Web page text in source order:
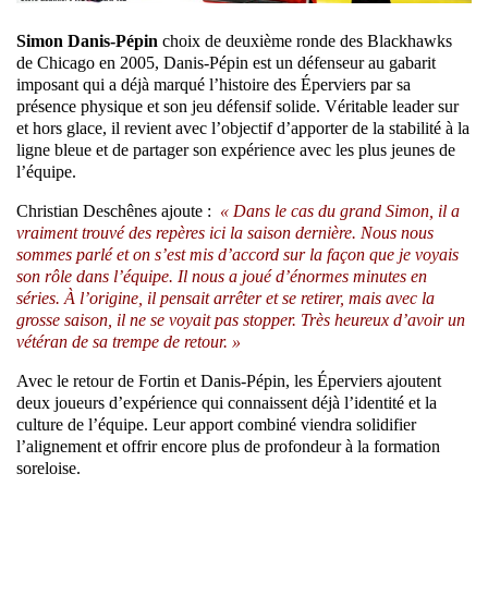
Simon Danis-Pépin choix de deuxième ronde des Blackhawks
de Chicago en 2005, Danis-Pépin est un défenseur au gabarit
imposant qui a déjà marqué l’histoire des Éperviers par sa
présence physique et son jeu défensif solide. Véritable leader sur
et hors glace, il revient avec l’objectif d’apporter de la stabilité à la
ligne bleue et de partager son expérience avec les plus jeunes de
l’équipe.
Christian Deschênes ajoute : « Dans le cas du grand Simon, il a
vraiment trouvé des repères ici la saison dernière. Nous nous
sommes parlé et on s’est mis d’accord sur la façon que je voyais
son rôle dans l’équipe. Il nous a joué d’énormes minutes en
séries. À l’origine, il pensait arrêter et se retirer, mais avec la
grosse saison, il ne se voyait pas stopper. Très heureux d’avoir un
vétéran de sa trempe de retour. »
Avec le retour de Fortin et Danis-Pépin, les Éperviers ajoutent
deux joueurs d’expérience qui connaissent déjà l’identité et la
culture de l’équipe. Leur apport combiné viendra solidifier
l’alignement et offrir encore plus de profondeur à la formation
soreloise.